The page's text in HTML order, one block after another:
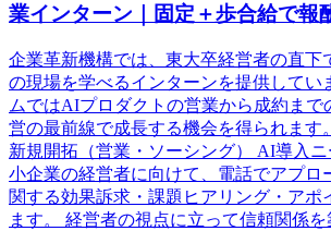
業インターン｜固定＋歩合給で報
企業革新機構では、東大卒経営者の直下
の現場を学べるインターンを提供してい
ムではAIプロダクトの営業から成約まで
営の最前線で成長する機会を得られます
新規開拓（営業・ソーシング） AI導入
小企業の経営者に向けて、電話でアプロ
関する効果訴求・課題ヒアリング・アポ
ます。 経営者の視点に立って信頼関係